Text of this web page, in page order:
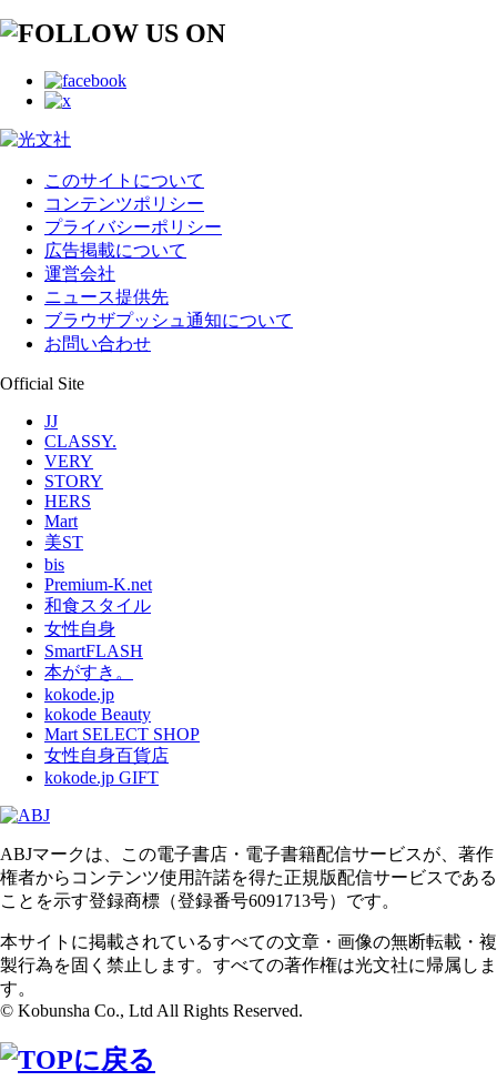
このサイトについて
コンテンツポリシー
プライバシーポリシー
広告掲載について
運営会社
ニュース提供先
ブラウザプッシュ通知について
お問い合わせ
Official Site
JJ
CLASSY.
VERY
STORY
HERS
Mart
美ST
bis
Premium-K.net
和食スタイル
女性自身
SmartFLASH
本がすき。
kokode.jp
kokode Beauty
Mart SELECT SHOP
女性自身百貨店
kokode.jp GIFT
ABJマークは、この電子書店・電子書籍配信サービスが、著作
権者からコンテンツ使用許諾を得た正規版配信サービスである
ことを示す登録商標（登録番号6091713号）です。
本サイトに掲載されているすべての文章・画像の無断転載・複
製行為を固く禁止します。すべての著作権は光文社に帰属しま
す。
© Kobunsha Co., Ltd All Rights Reserved.